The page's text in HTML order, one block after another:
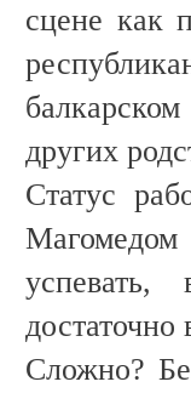
сцене как
других
Статус
успевать,
Сложно?